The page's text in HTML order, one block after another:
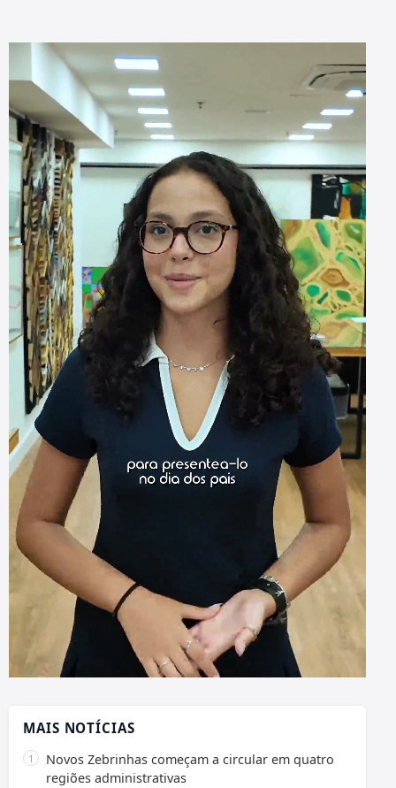
MAIS NOTÍCIAS
Novos Zebrinhas começam a circular em quatro
regiões administrativas